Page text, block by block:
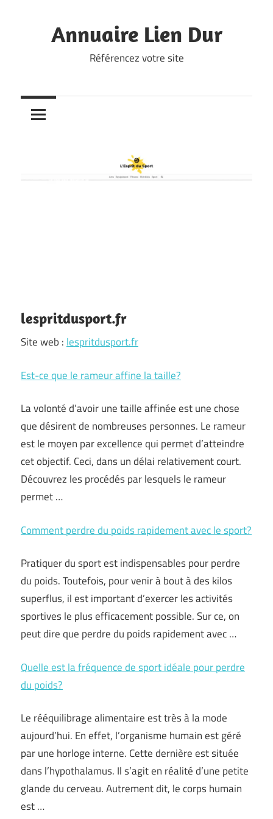
contentAnnuaire Lien Dur
Référencez votre site
lespritdusport.fr
Site web : lespritdusport.fr
Est-ce que le rameur affine la taille?
La volonté d’avoir une taille affinée est une chose
que désirent de nombreuses personnes. Le rameur
est le moyen par excellence qui permet d’atteindre
cet objectif. Ceci, dans un délai relativement court.
Découvrez les procédés par lesquels le rameur
permet …
Comment perdre du poids rapidement avec le sport?
Pratiquer du sport est indispensables pour perdre
du poids. Toutefois, pour venir à bout à des kilos
superflus, il est important d’exercer les activités
sportives le plus efficacement possible. Sur ce, on
peut dire que perdre du poids rapidement avec …
Quelle est la fréquence de sport idéale pour perdre
du poids?
Le rééquilibrage alimentaire est très à la mode
aujourd’hui. En effet, l’organisme humain est géré
par une horloge interne. Cette dernière est située
dans l’hypothalamus. Il s’agit en réalité d’une petite
glande du cerveau. Autrement dit, le corps humain
est …